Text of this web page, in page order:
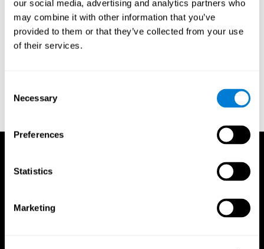
our social media, advertising and analytics partners who
may combine it with other information that you’ve
provided to them or that they’ve collected from your use
of their services.
Selection
Necessary
Preferences
Statistics
Marketing
Atletas